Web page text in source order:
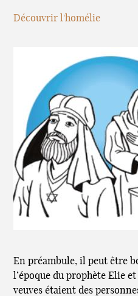
Découvrir l'homélie
En préambule, il peut être
l’époque du prophète Elie et
veuves étaient des